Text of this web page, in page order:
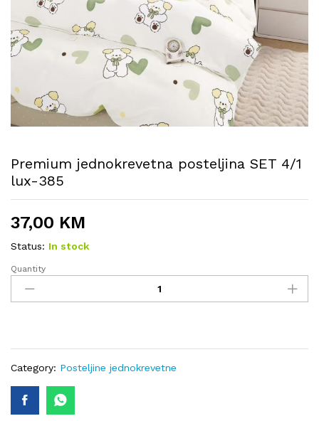
Premium jednokrevetna posteljina SET 4/1
lux-385
37,00 KM
Status: In stock
Premium
jednokrevetna
posteljina
lux-
385
Quantity
Category: Posteljine jednokrevetne